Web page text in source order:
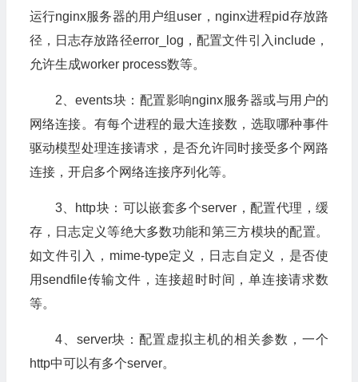
运行nginx服务器的用户组user，nginx进程pid存放路
径，日志存放路径error_log，配置文件引入include，
允许生成worker process数等。
2、events块：配置影响nginx服务器或与用户的
网络连接。有每个进程的最大连接数，选取哪种事件
驱动模型处理连接请求，是否允许同时接受多个网路
连接，开启多个网络连接序列化等。
3、http块：可以嵌套多个server，配置代理，缓
存，日志定义等绝大多数功能和第三方模块的配置。
如文件引入，mime-type定义，日志自定义，是否使
用sendfile传输文件，连接超时时间，单连接请求数
等。
4、server块：配置虚拟主机的相关参数，一个
http中可以有多个server。